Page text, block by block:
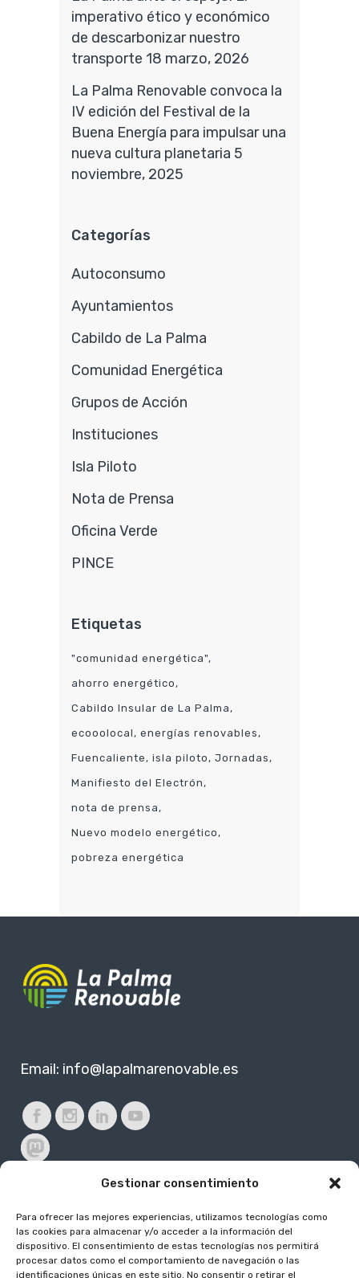
Gestionar consentimiento
Para ofrecer las mejores experiencias, utilizamos tecnologías como
las cookies para almacenar y/o acceder a la información del
dispositivo. El consentimiento de estas tecnologías nos permitirá
procesar datos como el comportamiento de navegación o las
identificaciones únicas en este sitio. No consentir o retirar el
imperativo ético y económico
de descarbonizar nuestro
transporte 18 marzo, 2026
La Palma Renovable convoca la
IV edición del Festival de la
Buena Energía para impulsar una
nueva cultura planetaria 5
noviembre, 2025
Categorías
Autoconsumo
Ayuntamientos
Cabildo de La Palma
Comunidad Energética
Grupos de Acción
Instituciones
Isla Piloto
Nota de Prensa
Oficina Verde
PINCE
Etiquetas
"comunidad energética"
ahorro energético
Cabildo Insular de La Palma
ecooolocal energías renovables
Fuencaliente isla piloto Jornadas
Manifiesto del Electrón
nota de prensa
Nuevo modelo energético
pobreza energética
Email: info@lapalmarenovable.es
Subvencionado por: